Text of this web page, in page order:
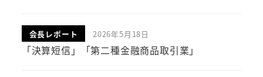
「決算短信」「第二種金融商品取引業」
投稿日
2026年5月18日
会長レポート